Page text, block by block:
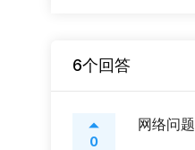
6个回答
0
网络问题